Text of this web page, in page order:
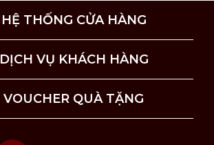
HỆ THỐNG CỬA HÀNG
DỊCH VỤ KHÁCH HÀNG
VOUCHER QUÀ TẶNG